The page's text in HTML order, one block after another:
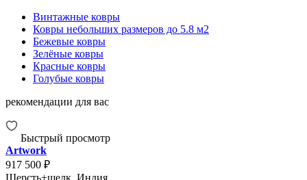
Винтажные ковры
Ковры небольших размеров до 5.8 м2
Бежевые ковры
Зелёные ковры
Красные ковры
Голубые ковры
рекомендации для вас
Быстрый просмотр
Artwork
917 500 ₽
Шерсть+шелк, Индия